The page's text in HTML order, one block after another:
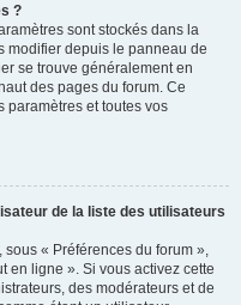
?
sont stockés dans la
modifier depuis le panneau de
se trouve généralement en
des pages du forum. Ce
paramètres et toutes vos
de la liste des utilisateurs
sous « Préférences du forum »,
en ligne ». Si vous activez cette
des modérateurs et de